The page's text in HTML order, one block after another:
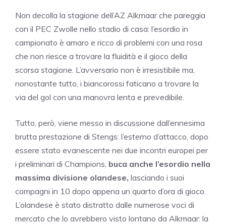
Non decolla la stagione dell’AZ Alkmaar che pareggia
con il PEC Zwolle nello stadio di casa: l’esordio in
campionato è amaro e ricco di problemi con una rosa
che non riesce a trovare la fluidità e il gioco della
scorsa stagione. L’avversario non è irresistibile ma,
nonostante tutto, i biancorossi faticano a trovare la
via del gol con una manovra lenta e prevedibile.
Tutto, però, viene messo in discussione dall’ennesima
brutta prestazione di Stengs: l’esterno d’attacco, dopo
essere stato evanescente nei due incontri europei per
i preliminari di Champions, buca anche l’esordio nella
massima divisione olandese, lasciando i suoi
compagni in 10 dopo appena un quarto d’ora di gioco.
L’olandese è stato distratto dalle numerose voci di
mercato che lo avrebbero visto lontano da Alkmaar: la